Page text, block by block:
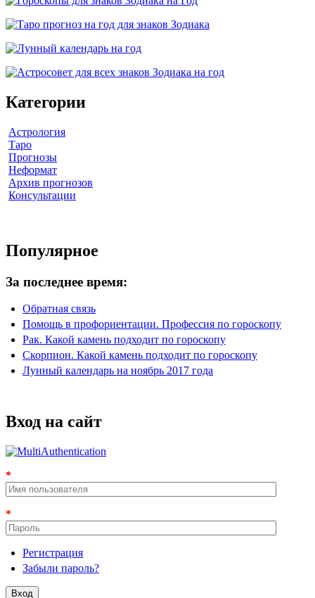
Категории
Астрология
Таро
Прогнозы
Неформат
Архив прогнозов
Консультации
Популярное
За последнее время:
Обратная связь
Помощь в профориентации. Профессия по гороскопу
Рак. Какой камень подходит по гороскопу
Скорпион. Какой камень подходит по гороскопу
Лунный календарь на ноябрь 2017 года
Вход на сайт
*
*
Регистрация
Забыли пароль?